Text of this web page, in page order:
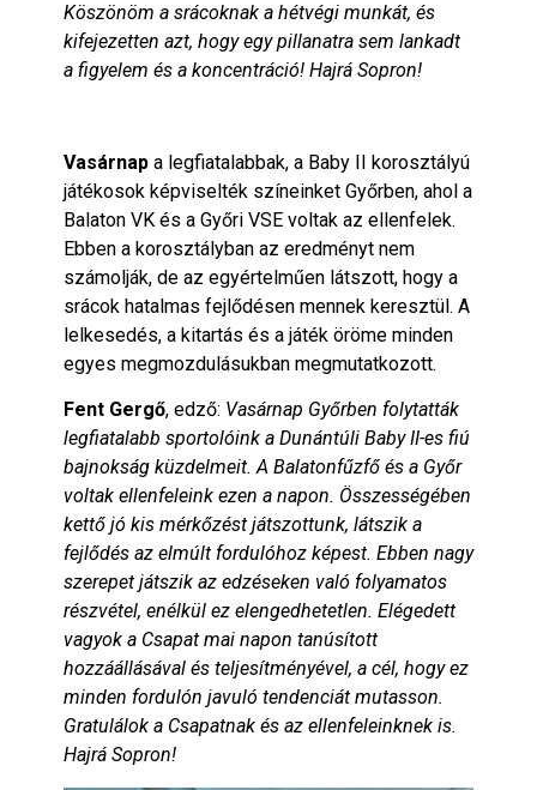
Köszönöm a srácoknak a hétvégi munkát, és
kifejezetten azt, hogy egy pillanatra sem lankadt
a figyelem és a koncentráció! Hajrá Sopron!
Vasárnapa legfiatalabbak, a Baby II korosztályú
játékosok képviselték színeinket Győrben, ahol a
Balaton VK és a Győri VSE voltak az ellenfelek.
Ebben a korosztályban az eredményt nem
számolják, de az egyértelműen látszott, hogy a
srácok hatalmas fejlődésen mennek keresztül. A
lelkesedés, a kitartás és a játék öröme minden
egyes megmozdulásukban megmutatkozott.
Fent Gergő, edző: Vasárnap Győrben folytatták
legfiatalabb sportolóink a Dunántúli Baby II-es fiú
bajnokság küzdelmeit. A Balatonfűzfő és a Győr
voltak ellenfeleink ezen a napon. Összességében
kettő jó kis mérkőzést játszottunk, látszik a
fejlődés az elmúlt fordulóhoz képest. Ebben nagy
szerepet játszik az edzéseken való folyamatos
részvétel, enélkül ez elengedhetetlen. Elégedett
vagyok a Csapat mai napon tanúsított
hozzáállásával és teljesítményével, a cél, hogy ez
minden fordulón javuló tendenciát mutasson.
Gratulálok a Csapatnak és az ellenfeleinknek is.
Hajrá Sopron!